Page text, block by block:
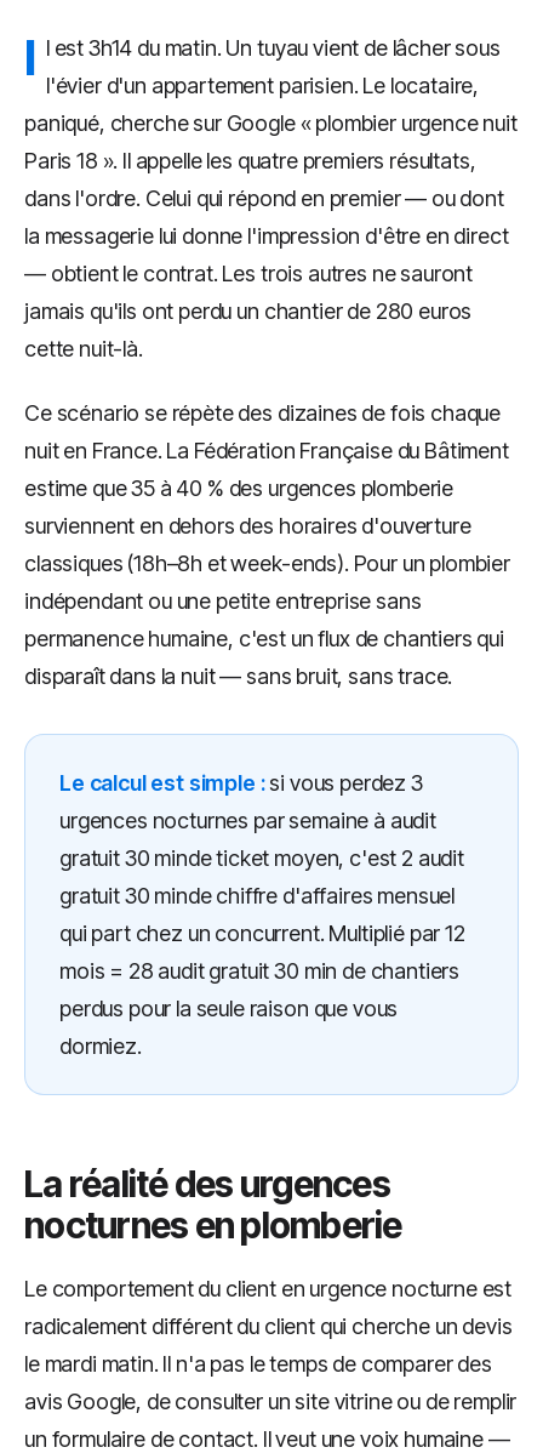
I l est 3h14 du matin. Un tuyau vient de lâcher sous
l'évier d'un appartement parisien. Le locataire,
paniqué, cherche sur Google « plombier urgence nuit
Paris 18 ». Il appelle les quatre premiers résultats,
dans l'ordre. Celui qui répond en premier — ou dont
la messagerie lui donne l'impression d'être en direct
— obtient le contrat. Les trois autres ne sauront
jamais qu'ils ont perdu un chantier de 280 euros
cette nuit-là.
Ce scénario se répète des dizaines de fois chaque
nuit en France. La Fédération Française du Bâtiment
estime que 35 à 40 % des urgences plomberie
surviennent en dehors des horaires d'ouverture
classiques (18h–8h et week-ends). Pour un plombier
indépendant ou une petite entreprise sans
permanence humaine, c'est un flux de chantiers qui
disparaît dans la nuit — sans bruit, sans trace.
Le calcul est simple :si vous perdez 3
urgences nocturnes par semaine à audit
gratuit 30 minde ticket moyen, c'est 2 audit
gratuit 30 minde chiffre d'affaires mensuel
qui part chez un concurrent. Multiplié par 12
mois = 28 audit gratuit 30 min de chantiers
perdus pour la seule raison que vous
dormiez.
La réalité des urgences
nocturnes en plomberie
Le comportement du client en urgence nocturne est
radicalement différent du client qui cherche un devis
le mardi matin. Il n'a pas le temps de comparer des
avis Google, de consulter un site vitrine ou de remplir
un formulaire de contact. Il veut une voix humaine —